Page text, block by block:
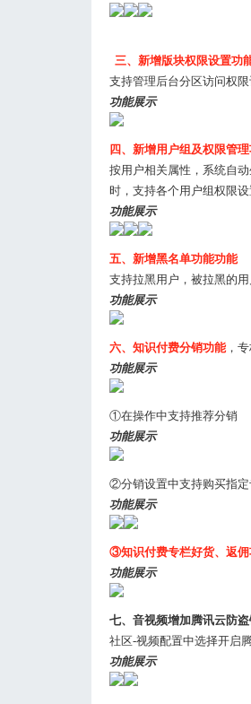
三、新增版块权限设置功
支持管理后台分区访问权
功能展示
四、 新增用户组及权限管
按用户相关属性，系统自
时，支持各个用户组权限
功能展示
五、新增黑名单功能功能
支持拉黑用户，被拉黑的
功能展示
六、知识付费分销功能 ，
功能展示
①在操作中支持推荐分销
功能展示
②分销设置中支持购买指
功能展示
③知识付费专栏好货、返佣
功能展示
七、音视频增加腾讯云防
社区-视频配置中选择开启
功能展示